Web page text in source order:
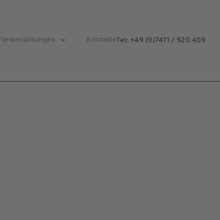
Veranstaltungen KontakteTel: +49 (0)7471 / 920 409